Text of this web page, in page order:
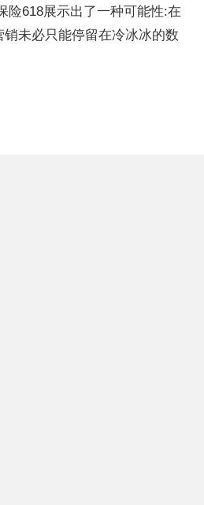
险618展示出了一种可能性:在
未必只能停留在冷冰冰的数